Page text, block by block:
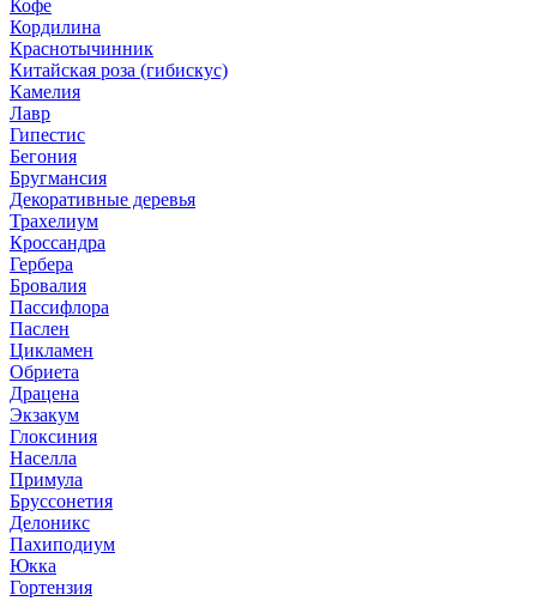
Кофе
Кордилина
Краснотычинник
Китайская роза (гибискус)
Камелия
Лавр
Гипестис
Бегония
Бругмансия
Декоративные деревья
Трахелиум
Кроссандра
Гербера
Бровалия
Пассифлора
Паслен
Цикламен
Обриета
Драцена
Экзакум
Глоксиния
Населла
Примула
Бруссонетия
Делоникс
Пахиподиум
Юкка
Гортензия